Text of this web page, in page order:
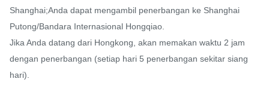
Shanghai;Anda dapat mengambil penerbangan ke Shanghai
Putong/Bandara Internasional Hongqiao.
Jika Anda datang dari Hongkong, akan memakan waktu 2 jam
dengan penerbangan (setiap hari 5 penerbangan sekitar siang
hari).